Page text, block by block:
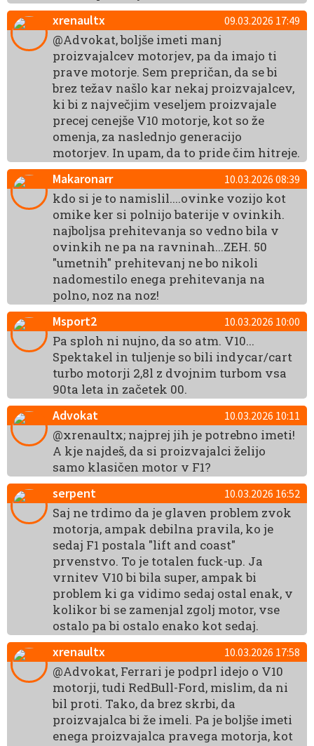
xrenaultx
09.03.2026 17:49
@Advokat, boljše imeti manj
proizvajalcev motorjev, pa da imajo ti
prave motorje. Sem prepričan, da se bi
brez težav našlo kar nekaj proizvajalcev,
ki bi z največjim veseljem proizvajale
precej cenejše V10 motorje, kot so že
omenja, za naslednjo generacijo
motorjev. In upam, da to pride čim hitreje.
Makaronarr
10.03.2026 08:39
kdo si je to namislil....ovinke vozijo kot
omike ker si polnijo baterije v ovinkih.
najboljsa prehitevanja so vedno bila v
ovinkih ne pa na ravninah...ZEH. 50
"umetnih" prehitevanj ne bo nikoli
nadomestilo enega prehitevanja na
polno, noz na noz!
Msport2
10.03.2026 10:00
Pa sploh ni nujno, da so atm. V10...
Spektakel in tuljenje so bili indycar/cart
turbo motorji 2,8l z dvojnim turbom vsa
90ta leta in začetek 00.
Advokat
10.03.2026 10:11
@xrenaultx; najprej jih je potrebno imeti!
A kje najdeš, da si proizvajalci želijo
samo klasičen motor v F1?
serpent
10.03.2026 16:52
Saj ne trdimo da je glaven problem zvok
motorja, ampak debilna pravila, ko je
sedaj F1 postala "lift and coast"
prvenstvo. To je totalen fuck-up. Ja
vrnitev V10 bi bila super, ampak bi
problem ki ga vidimo sedaj ostal enak, v
kolikor bi se zamenjal zgolj motor, vse
ostalo pa bi ostalo enako kot sedaj.
xrenaultx
10.03.2026 17:58
@Advokat, Ferrari je podprl idejo o V10
motorji, tudi RedBull-Ford, mislim, da ni
bil proti. Tako, da brez skrbi, da
proizvajalca bi že imeli. Pa je boljše imeti
enega proizvajalca pravega motorja, kot